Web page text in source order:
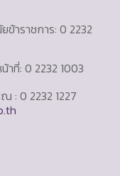
ข้าราชการ: 0 2232
าที่: 0 2232 1003
: 0 2232 1227